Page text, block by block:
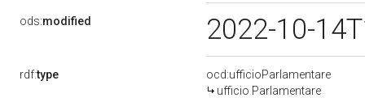
ods:modified 2022-10-
rdf:type
ocd:ufficioParlamentare
ufficio Parlamentare